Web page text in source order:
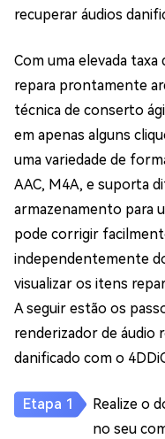
recuperar áudios
Com uma elevada taxa
repara prontamente
técnica de conserto
em apenas alguns
uma variedade de
AAC, M4A, e suporta
armazenamento para
pode corrigir
independentemente
visualizar os itens
A seguir estão os
renderizador de áudio
danificado com o
Realize o
no seu